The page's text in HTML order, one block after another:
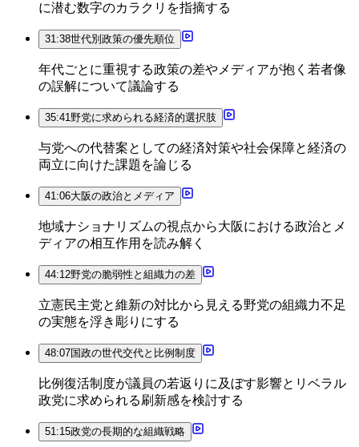
に潜む数字のカラクリを指摘する
31:38世代別政策の優先順位
年代ごとに重視する政策の差やメディアが抱く若者像
の誤解について議論する
35:41野党に求められる経済的選択肢
与党への代替案としての経済対策や社会保障と経済の
両立に向けた課題を論じる
41:06大阪の政治とメディア
地域ナショナリズムの視点から大阪における政治とメ
ディアの相互作用を読み解く
44:12野党の脆弱性と組織力の差
立憲民主党と維新の対比から見える野党の組織力不足
の実態を浮き彫りにする
48:07国政の世代交代と比例制度
比例復活制度が議員の若返りに及ぼす影響とリベラル
政党に求められる刷新感を検討する
51:15政党の長期的な組織戦略